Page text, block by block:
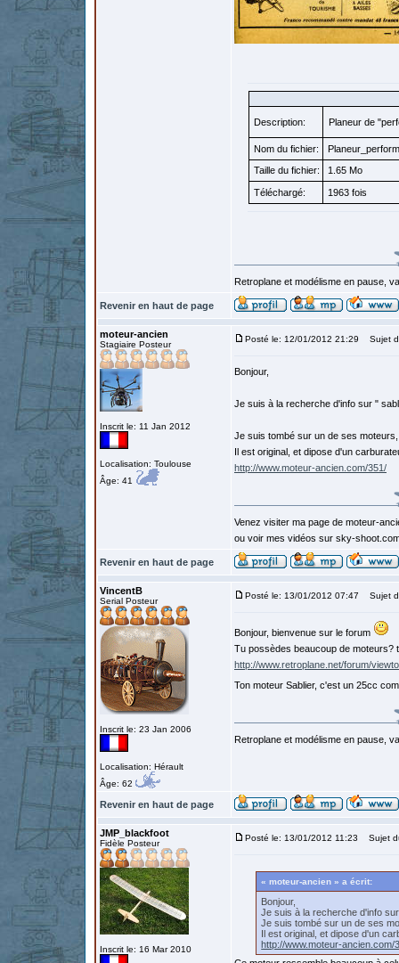
Description: Planeur de
Nom du fichier:
Taille du fichier:
1.65 Mo
Téléchargé: 1963 fois
Retroplane et modélisme en pause,
Revenir en haut de page
moteur-ancien
Stagiaire Posteur
Inscrit le: 11 Jan 2012
Localisation: Toulouse
Âge: 41
Posté le: 12/01/2012 21:29 Sujet
Bonjour,
Je suis à la recherche d'info sur "
Je suis tombé sur un de ses
Il est original, et dipose d'un
http://www.moteur-ancien.com/351/
Venez visiter ma page de moteur-
ou voir mes vidéos sur sky-
Revenir en haut de page
VincentB
Serial Posteur
Inscrit le: 23 Jan 2006
Localisation: Hérault
Âge: 62
Posté le: 13/01/2012 07:47 Sujet
Bonjour, bienvenue sur le forum
Tu possèdes beaucoup de moteurs?
http://www.retroplane.net/forum/
Ton moteur Sablier, c'est un 25cc
Retroplane et modélisme en pause,
Revenir en haut de page
JMP_blackfoot
Fidèle Posteur
Inscrit le: 16 Mar 2010
Posté le: 13/01/2012 11:23 Sujet
« moteur-ancien » a écrit:
Bonjour,
Je suis à la recherche d'info
Je suis tombé sur un de ses
Il est original, et dipose d'un
http://www.moteur-ancien.com/